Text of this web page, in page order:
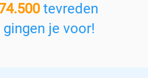
tevreden
gingen je voor!